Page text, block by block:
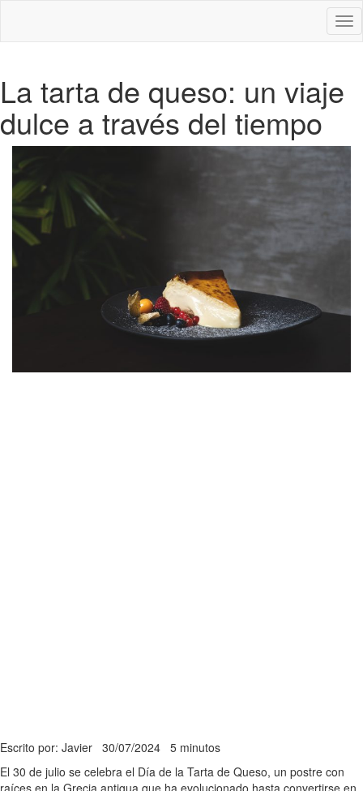
La tarta de queso: un viaje
dulce a través del tiempo
Escrito por: Javier 30/07/2024 5 minutos
El 30 de julio se celebra el Día de la Tarta de Queso, un postre con
raíces en la Grecia antigua que ha evolucionado hasta convertirse en